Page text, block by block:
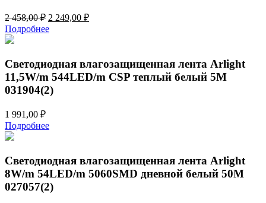
2 458,00₽ Первоначальная
цена
составляла
2 249,00 ₽Текущая
Подробнее
Светодиодная влагозащищенная лента Arlight
11,5W/m 544LED/m CSP теплый белый 5M
031904(2)
1 991,00 ₽
Подробнее
Светодиодная влагозащищенная лента Arlight
8W/m 54LED/m 5060SMD дневной белый 50M
027057(2)